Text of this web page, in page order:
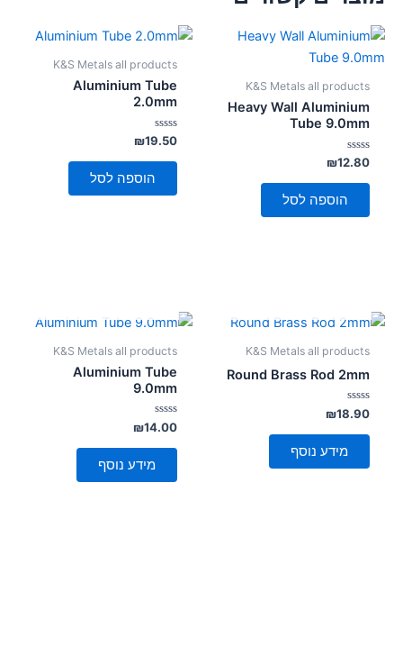
K&S Metals all products
Heavy Wall Aluminium
Tube 9.0mm
דורג
0
מתוך
₪12.80
הוספה לסל
K&S Metals all products
Aluminium Tube
2.0mm
דורג
0
מתוך
₪19.50
הוספה לסל
K&S Metals all products
Round Brass Rod 2mm
דורג
0
מתוך
₪18.90
מידע נוסף
K&S Metals all products
Aluminium Tube
9.0mm
דורג
0
מתוך
₪14.00
מידע נוסף